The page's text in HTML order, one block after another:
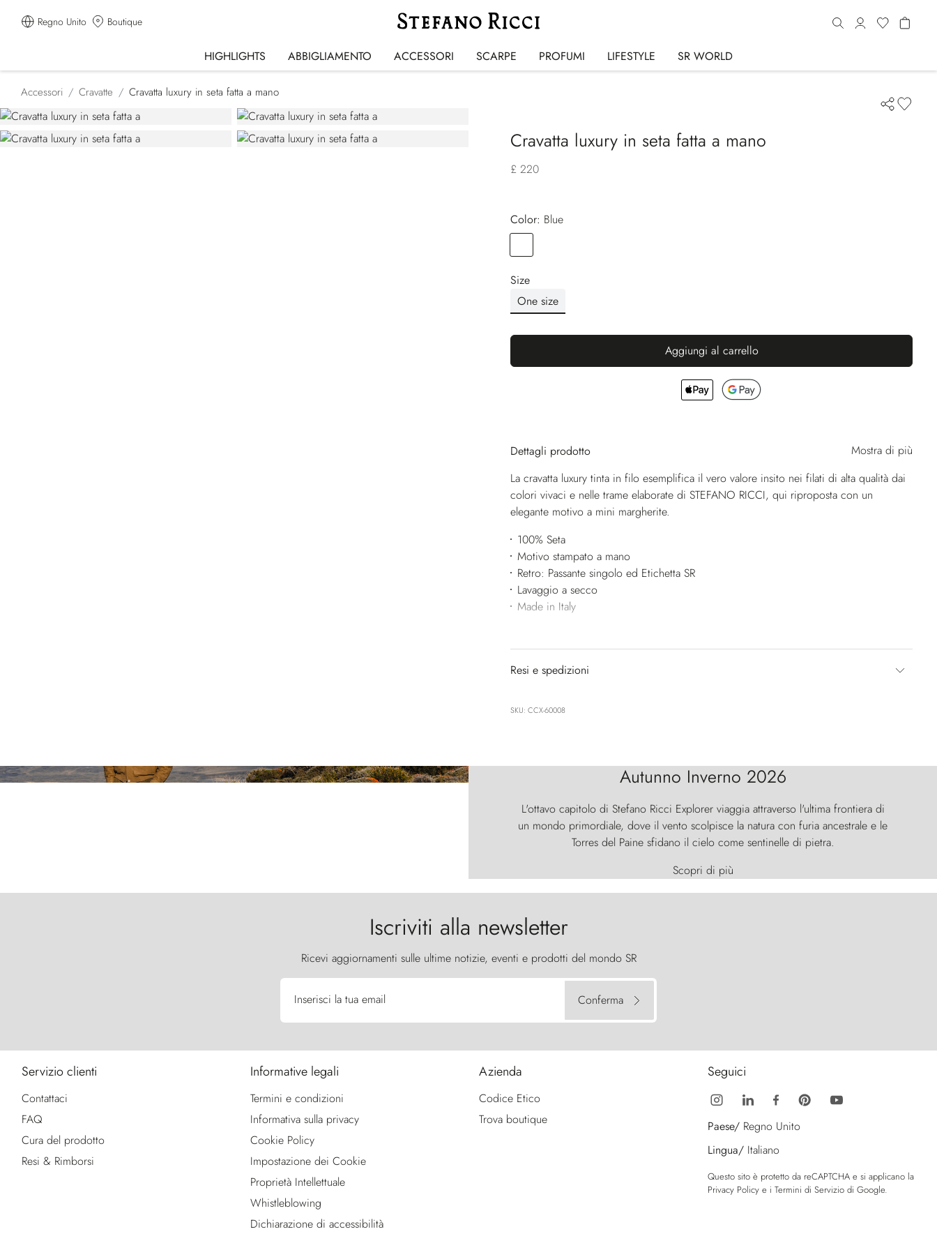
Regno Unito Boutique
HIGHLIGHTS ABBIGLIAMENTO ACCESSORI SCARPE PROFUMI LIFESTYLE SR WORLD
Accessori Cravatte Cravatta luxury in seta fatta a mano
Cravatta luxury in seta fatta a mano
£ 220
Color:
blue
Size
One size
Aggiungi al carrello
Dettagli prodotto
Mostra di più
La cravatta luxury tinta in filo esemplifica il vero valore insito nei filati di alta qualità dai
colori vivaci e nelle trame elaborate di STEFANO RICCI, qui riproposta con un
elegante motivo a mini margherite.
100% Seta
Motivo stampato a mano
Retro: Passante singolo ed Etichetta SR
Lavaggio a secco
Made in Italy
Resi e spedizioni
SKU: CCX-60008
Autunno Inverno 2026
L'ottavo capitolo di Stefano Ricci Explorer viaggia attraverso l'ultima frontiera di
un mondo primordiale, dove il vento scolpisce la natura con furia ancestrale e le
Torres del Paine sfidano il cielo come sentinelle di pietra.
Scopri di più
Iscriviti alla newsletter
Ricevi aggiornamenti sulle ultime notizie, eventi e prodotti del mondo SR
Inserisci la tua email Conferma
Servizio clienti
Contattaci
FAQ
Cura del prodotto
Resi & Rimborsi
Informative legali
Termini e condizioni
Informativa sulla privacy
Cookie Policy
Impostazione dei Cookie
Proprietà Intellettuale
Whistleblowing
Dichiarazione di accessibilità
Azienda
Codice Etico
Trova boutique
Seguici
Paese/ Regno Unito
Lingua/ Italiano
Questo sito è protetto da reCAPTCHA e si applicano la
Privacy Policy e i Termini di Servizio di Google.